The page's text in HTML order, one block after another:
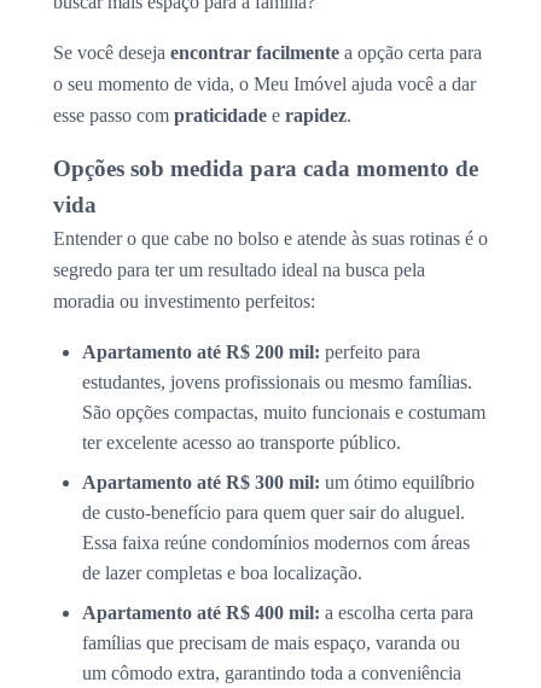
Se você deseja encontrar facilmente a opção certa para
o seu momento de vida, o Meu Imóvel ajuda você a dar
esse passo com praticidade e rapidez.
Opções sob medida para cada momento de
vida
Entender o que cabe no bolso e atende às suas rotinas é o
segredo para ter um resultado ideal na busca pela
moradia ou investimento perfeitos:
Apartamento até R$ 200 mil: perfeito para
estudantes, jovens profissionais ou mesmo famílias.
São opções compactas, muito funcionais e costumam
ter excelente acesso ao transporte público.
Apartamento até R$ 300 mil: um ótimo equilíbrio
de custo-benefício para quem quer sair do aluguel.
Essa faixa reúne condomínios modernos com áreas
de lazer completas e boa localização.
Apartamento até R$ 400 mil: a escolha certa para
famílias que precisam de mais espaço, varanda ou
um cômodo extra, garantindo toda a conveniência